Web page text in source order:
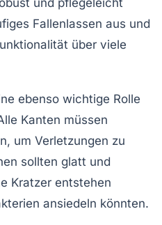
Fallenlassen aus und
über viele
ebenso wichtige Rolle
Kanten müssen
um Verletzungen zu
sollten glatt und
Kratzer entstehen
ansiedeln könnten.